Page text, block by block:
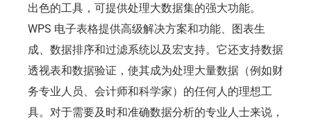
出色的工具，可提供处理大数据集的强大功能。
WPS 电子表格提供高级解决方案和功能、图表生
成、数据排序和过滤系统以及宏支持。它还支持数据
透视表和数据验证，使其成为处理大量数据（例如财
务专业人员、会计师和科学家）的任何人的理想工
具。对于需要及时和准确数据分析的专业人士来说，